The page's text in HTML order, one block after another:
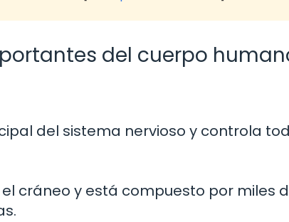
del cuerpo
del sistema nervioso y controla
cráneo y está compuesto por miles